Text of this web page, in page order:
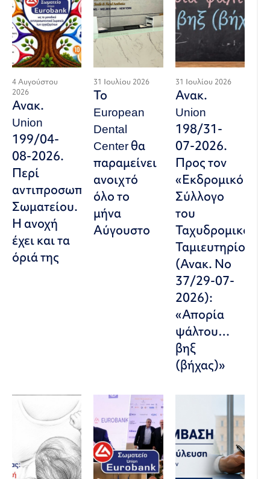
4 Αυγούστου
2026
Ανακ.
Union
199/04-
08-2026.
Περί
αντιπροσωπευτικού
Σωματείου.
Η ανοχή
έχει και τα
όριά της
31 Ιουλίου 2026
Το
European
Dental
Center θα
παραμείνει
ανοιχτό
όλο το
μήνα
Αύγουστο
31 Ιουλίου 2026
Ανακ.
Union
198/31-
07-2026.
Προς τον
«Εκδρομικό
Σύλλογο
του
Ταχυδρομικού
Ταμιευτηρίου»
(Ανακ. Νο
37/29-07-
2026):
«Απορία
ψάλτου…
βηξ
(βήχας)»